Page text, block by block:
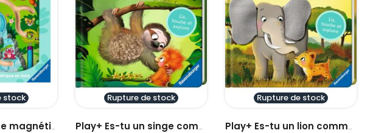
stock
Play+ Labyrinthe magnétique...
visibility
Rupture de stock
Play+ Es-tu un singe comme...
visibility
Rupture de stock
Play+ Es-tu un lion comme...